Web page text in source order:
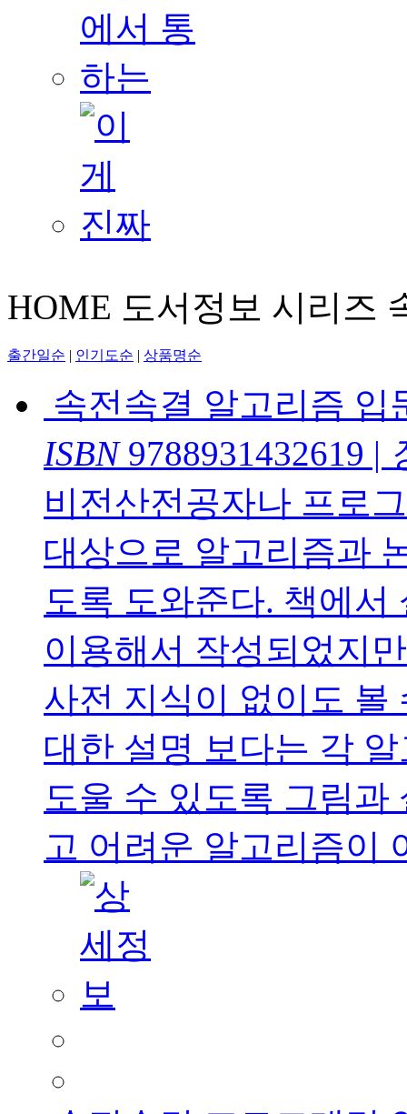
HOME 도서정보 시리즈
출간일순 | 인기도순 | 상품명순
속전속결 알고리즘 입
ISBN9788931432619 |
비전산전공자나 프로
대상으로 알고리즘과
도록 도와준다. 책에서
이용해서 작성되었지
사전 지식이 없이도 볼
대한 설명 보다는 각
도울 수 있도록 그림과
고 어려운 알고리즘이